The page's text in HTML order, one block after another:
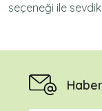
seçeneği ile